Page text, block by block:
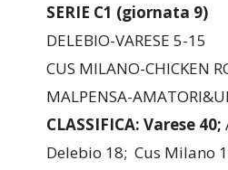
SERIE C1 (giornata 9)
DELEBIO-VARESE 5-15
CUS MILANO-CHICKEN
MALPENSA-
CLASSIFICA: Varese 40;
Delebio 18; Cus Milano